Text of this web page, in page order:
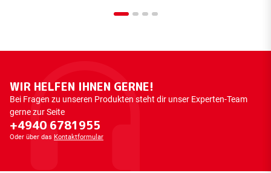
WIR HELFEN IHNEN GERNE!
Bei Fragen zu unseren Produkten steht dir unser Experten-Team
gerne zur Seite
+4940 6781955
Oder über das Kontaktformular